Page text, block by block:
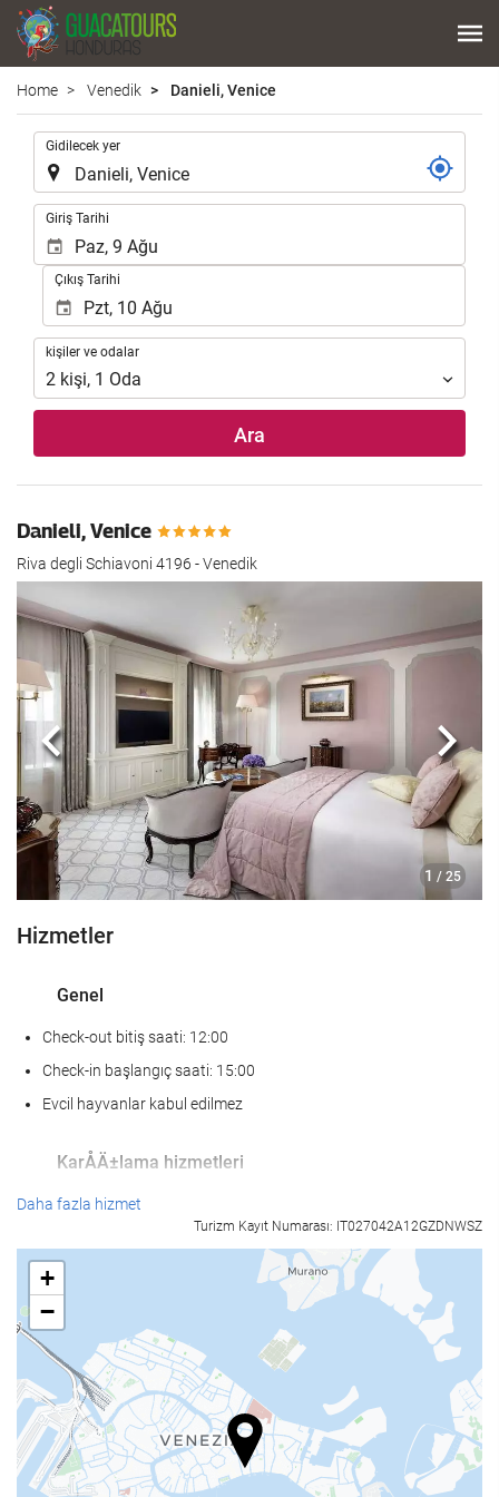
Home Venedik Danieli, Venice
Gidilecek yer
Giriş Tarihi
Çıkış Tarihi
kişiler
ve
odalar
kişiler ve odalar
2 kişi, 1 Oda
Ara
Danieli, Venice
Riva degli Schiavoni 4196 - Venedik
1 / 25
Önceki
Hizmetler
Genel
Check-out bitiş saati: 12:00
Check-in başlangıç saati: 15:00
Evcil hayvanlar kabul edilmez
KarÅÄ±lama hizmetleri
24-saat açık resepsiyon
Yiyecek ve içecek
À la carte restoran
Bar
Ä°Åletme tesisleri
İş Merkezi
Daha fazla hizmet
Turizm Kayıt Numarası: IT027042A12GZDNWSZ
+
−